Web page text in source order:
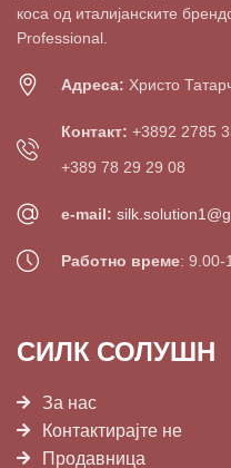
коса од италијанските
Professional.
Адреса: Христо
Контакт: +3892 2785
+389 78 29 29 08
e-mail:
Работно време: 9.00-
СИЛК СОЛУШН
За нас
Контактирајте не
Продавница